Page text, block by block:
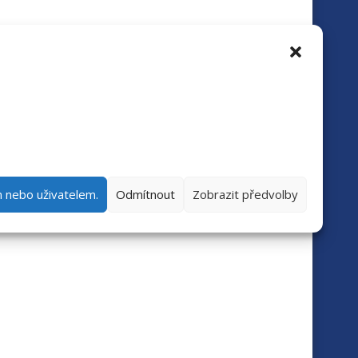
uživatelem. Odmítnout Zobrazit předvolby